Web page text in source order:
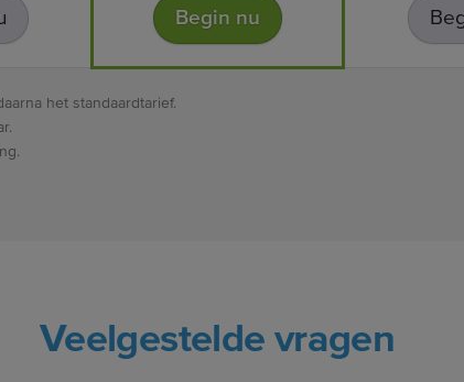
Begin nu
het standaardtarief.
Veelgestelde vragen